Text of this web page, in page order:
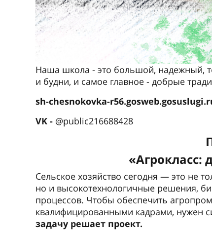
Наша школа - это большой, надежный,
и будни, и самое главное - добрые
sh-chesnokovka-
VK - @public216688428
«Агрокласс:
Сельское хозяйство сегодня — это не
но и высокотехнологичные решения,
процессов. Чтобы обеспечить
квалифицированными кадрами, нужен
задачу решает проект.